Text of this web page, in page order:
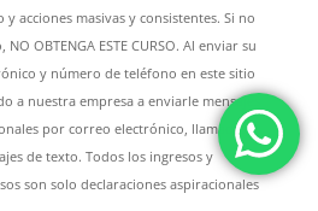
acciones masivas y consistentes. Si no
OBTENGA ESTE CURSO. Al enviar su
y número de teléfono en este sitio
a nuestra empresa a enviarle mensajes
por correo electrónico, llamadas
de texto. Todos los ingresos y
son solo declaraciones aspiracionales